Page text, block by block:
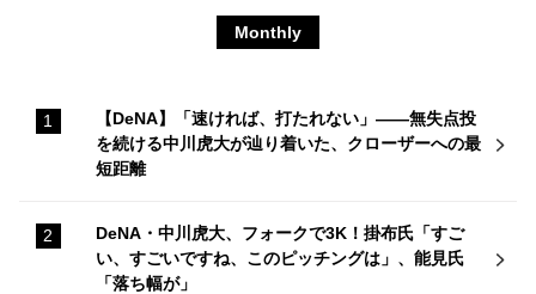
Monthly
【DeNA】「速ければ、打たれない」――無失点投
を続ける中川虎大が辿り着いた、クローザーへの最
短距離
DeNA・中川虎大、フォークで3K！掛布氏「すご
い、すごいですね、このピッチングは」、能見氏
「落ち幅が」